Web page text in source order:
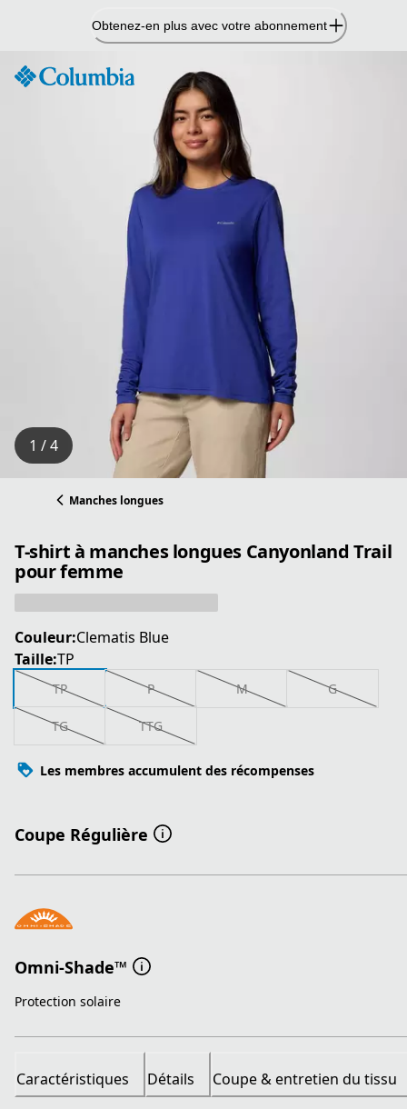
Obtenez-en plus avec votre abonnement
1 / 4
Manches longues
T-shirt à manches longues Canyonland Trail
pour femme
Couleur:Clematis Blue
Taille:TP
TP P M G
TG TTG
Les membres accumulent des récompenses
Coupe Régulière
Omni-Shade™
Protection solaire
Caractéristiques Détails Coupe & entretien du tissu